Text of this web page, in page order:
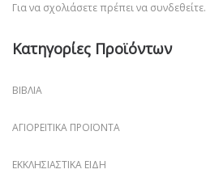
Για να σχολιάσετε πρέπει να συνδεθείτε.
Κατηγορίες Προϊόντων
ΒΙΒΛΊΑ
ΑΓΙΟΡΕΊΤΙΚΑ ΠΡΟΪΌΝΤΑ
ΕΚΚΛΗΣΙΑΣΤΙΚΆ ΕΊΔΗ